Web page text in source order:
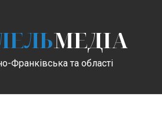
МЕДІА
Франківська та області